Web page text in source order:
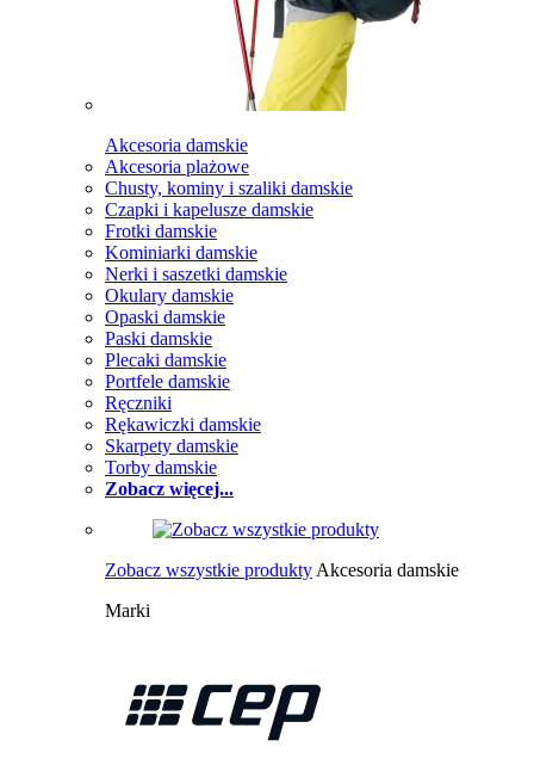
Akcesoria damskie
Akcesoria plażowe
Chusty, kominy i szaliki damskie
Czapki i kapelusze damskie
Frotki damskie
Kominiarki damskie
Nerki i saszetki damskie
Okulary damskie
Opaski damskie
Paski damskie
Plecaki damskie
Portfele damskie
Ręczniki
Rękawiczki damskie
Skarpety damskie
Torby damskie
Zobacz więcej...
Zobacz wszystkie produkty Akcesoria damskie
Marki